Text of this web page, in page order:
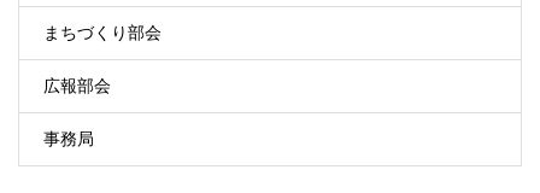
まちづくり部会
広報部会
事務局